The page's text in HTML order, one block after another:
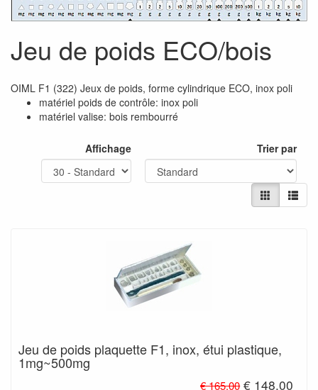
Jeu de poids ECO/bois
OIML F1 (322) Jeux de poids, forme cylindrique ECO, inox poli
matériel poids de contrôle: inox poli
matériel valise: bois rembourré
Affichage Trier par
Jeu de poids plaquette F1, inox, étui plastique,
1mg~500mg
€ 165.00 € 148.00